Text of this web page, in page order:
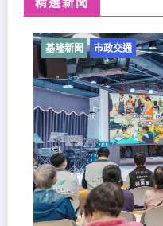
基隆新聞 市政交通